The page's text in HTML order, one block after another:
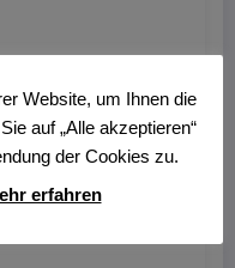
Website, um Ihnen die
auf „Alle akzeptieren“
der Cookies zu.
erfahren